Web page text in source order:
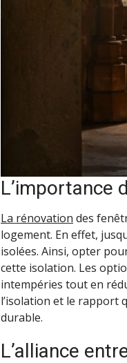
L’importance
La rénovation des
logement. En effet,
isolées. Ainsi, opter
cette isolation. Les
intempéries tout en
l’isolation et le rapport
durable.
L’alliance